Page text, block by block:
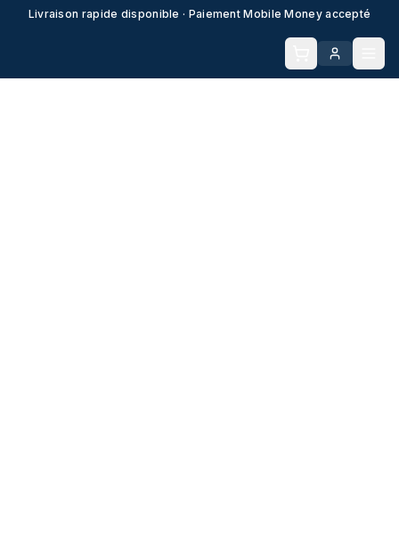
Livraison rapide disponible · Paiement Mobile Money accepté